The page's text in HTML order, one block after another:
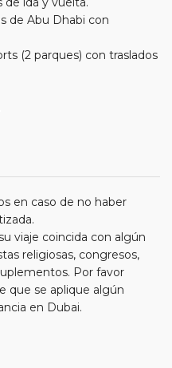
de Abu Dhabi con
(2 parques) con traslados
en caso de no haber
viaje coincida con algún
religiosas, congresos,
Por favor
que se aplique algún
en Dubai.